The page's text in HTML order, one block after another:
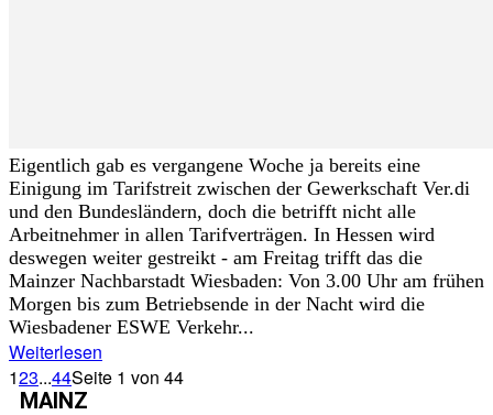
Eigentlich gab es vergangene Woche ja bereits eine
Einigung im Tarifstreit zwischen der Gewerkschaft Ver.di
und den Bundesländern, doch die betrifft nicht alle
Arbeitnehmer in allen Tarifverträgen. In Hessen wird
deswegen weiter gestreikt - am Freitag trifft das die
Mainzer Nachbarstadt Wiesbaden: Von 3.00 Uhr am frühen
Morgen bis zum Betriebsende in der Nacht wird die
Wiesbadener ESWE Verkehr...
Weiterlesen
123...44Seite 1 von 44
MAINZ